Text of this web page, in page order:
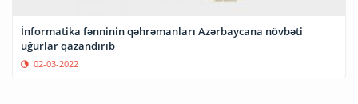
İnformatika fənninin qəhrəmanları Azərbaycana növbəti
uğurlar qazandırıb
02-03-2022